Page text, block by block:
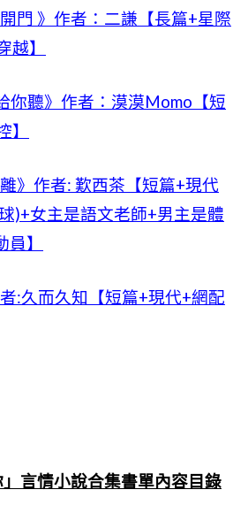
門 》作者：二謙【長篇+星際
越】
你聽》作者：漠漠Momo【短
】
》作者: 歎西茶【短篇+現代
)+女主是語文老師+男主是體
】
:久而久知【短篇+現代+網配
言情小說合集書單內容目錄